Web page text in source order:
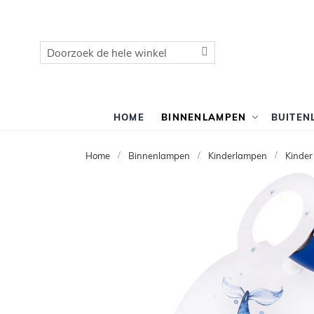
Zoek
HOME BINNENLAMPEN
Home Binnenlampen Kinderlampen